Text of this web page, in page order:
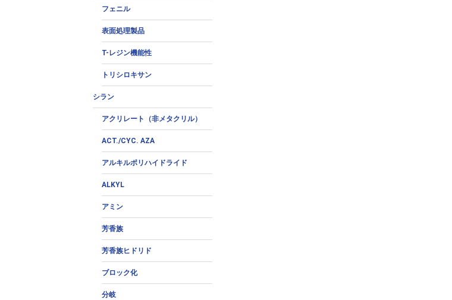
フェニル
表面処理製品
T-レジン機能性
トリシロキサン
シラン
アクリレート（非メタクリル）
ACT./CYC. AZA
アルキルポリハイドライド
ALKYL
アミン
芳香族
芳香族ヒドリド
ブロック化
分岐